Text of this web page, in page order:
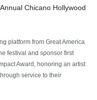
Chicano Hollywood
platform from Great America
festival and sponsor first
Award, honoring an artist
service to their